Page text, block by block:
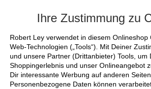
Ihre Zustimmung zu
Robert Ley verwendet in diesem Onlineshop
Web-Technologien („Tools“). Mit Deiner
und unsere Partner (Drittanbieter) Tools, um
Shoppingerlebnis und unser Onlineangebot
Dir interessante Werbung auf anderen
Personenbezogene Daten können